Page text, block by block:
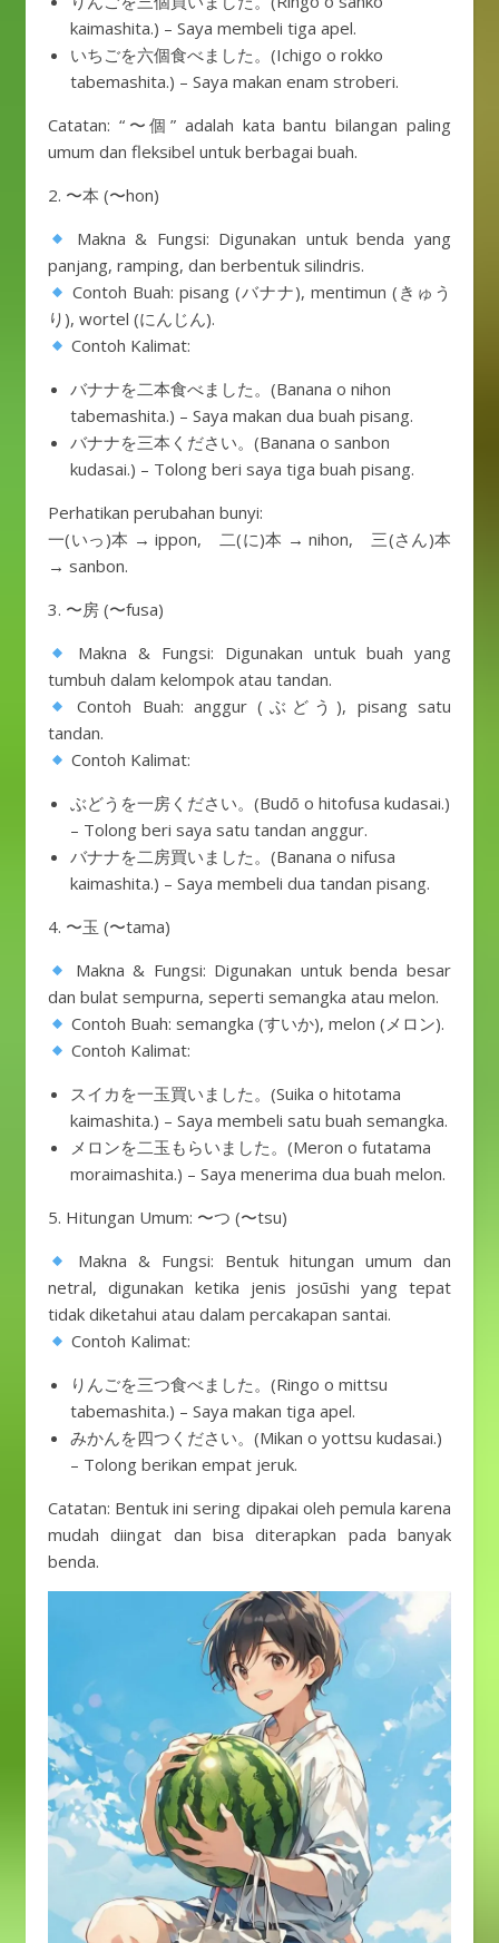
kaimashita.) – Saya membeli tiga apel.
いちごを六個食べました。(Ichigo o rokko
tabemashita.) – Saya makan enam stroberi.
Catatan: “〜個” adalah kata bantu bilangan paling
umum dan fleksibel untuk berbagai buah.
2. 〜本 (〜hon)
Makna & Fungsi: Digunakan untuk benda yang
panjang, ramping, dan berbentuk silindris.
Contoh Buah: pisang (バナナ), mentimun (きゅう
り), wortel (にんじん).
Contoh Kalimat:
バナナを二本食べました。(Banana o nihon
tabemashita.) – Saya makan dua buah pisang.
バナナを三本ください。(Banana o sanbon
kudasai.) – Tolong beri saya tiga buah pisang.
Perhatikan perubahan bunyi:
一(いっ)本 → ippon, 二(に)本 → nihon, 三(さん)本
→ sanbon.
3. 〜房 (〜fusa)
Makna & Fungsi: Digunakan untuk buah yang
tumbuh dalam kelompok atau tandan.
Contoh Buah: anggur (ぶどう), pisang satu
tandan.
Contoh Kalimat:
ぶどうを一房ください。(Budō o hitofusa kudasai.)
– Tolong beri saya satu tandan anggur.
バナナを二房買いました。(Banana o nifusa
kaimashita.) – Saya membeli dua tandan pisang.
4. 〜玉 (〜tama)
Makna & Fungsi: Digunakan untuk benda besar
dan bulat sempurna, seperti semangka atau melon.
Contoh Buah: semangka (すいか), melon (メロン).
Contoh Kalimat:
スイカを一玉買いました。(Suika o hitotama
kaimashita.) – Saya membeli satu buah semangka.
メロンを二玉もらいました。(Meron o futatama
moraimashita.) – Saya menerima dua buah melon.
5. Hitungan Umum: 〜つ (〜tsu)
Makna & Fungsi: Bentuk hitungan umum dan
netral, digunakan ketika jenis josūshi yang tepat
tidak diketahui atau dalam percakapan santai.
Contoh Kalimat:
りんごを三つ食べました。(Ringo o mittsu
tabemashita.) – Saya makan tiga apel.
みかんを四つください。(Mikan o yottsu kudasai.)
– Tolong berikan empat jeruk.
Catatan: Bentuk ini sering dipakai oleh pemula karena
mudah diingat dan bisa diterapkan pada banyak
benda.